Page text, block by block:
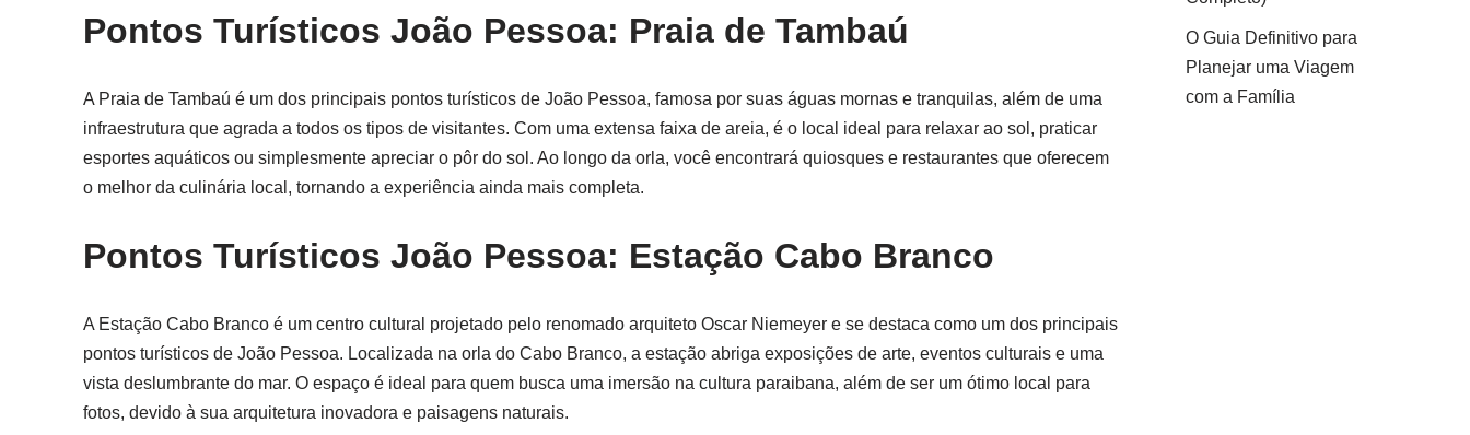
Pontos Turísticos João Pessoa: Praia de Tambaú
A Praia de Tambaú é um dos principais pontos turísticos de João Pessoa, famosa por suas águas mornas e tranquilas, além de uma
infraestrutura que agrada a todos os tipos de visitantes. Com uma extensa faixa de areia, é o local ideal para relaxar ao sol, praticar
esportes aquáticos ou simplesmente apreciar o pôr do sol. Ao longo da orla, você encontrará quiosques e restaurantes que oferecem
o melhor da culinária local, tornando a experiência ainda mais completa.
Pontos Turísticos João Pessoa: Estação Cabo Branco
A Estação Cabo Branco é um centro cultural projetado pelo renomado arquiteto Oscar Niemeyer e se destaca como um dos principais
pontos turísticos de João Pessoa. Localizada na orla do Cabo Branco, a estação abriga exposições de arte, eventos culturais e uma
vista deslumbrante do mar. O espaço é ideal para quem busca uma imersão na cultura paraibana, além de ser um ótimo local para
fotos, devido à sua arquitetura inovadora e paisagens naturais.
O Guia Definitivo para
Planejar uma Viagem
com a Família